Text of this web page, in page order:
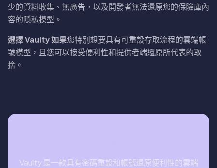
少的資料收集、無廣告，以及開發者無法還原您的保險庫內
容的隱私模型。
選擇 Vaulty 如果您特別想要具有可重設存取流程的雲端帳
號模型，且您可以接受便利性和提供者端還原所代表的取
捨。
Vaulty 是一款具有密碼重設和帳號還原便利性的雲端